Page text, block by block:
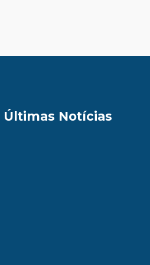
Últimas Notícias